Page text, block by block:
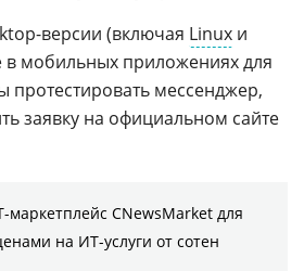
версии (включая Linux и
в мобильных приложениях для
протестировать мессенджер,
заявку на официальном сайте
CNewsMarket для
на ИТ-услуги от сотен